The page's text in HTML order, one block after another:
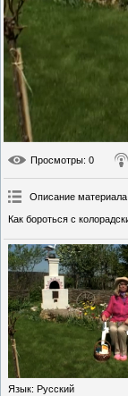
Просмотры: 0
Описание материала
Как бороться с
Язык: Русский